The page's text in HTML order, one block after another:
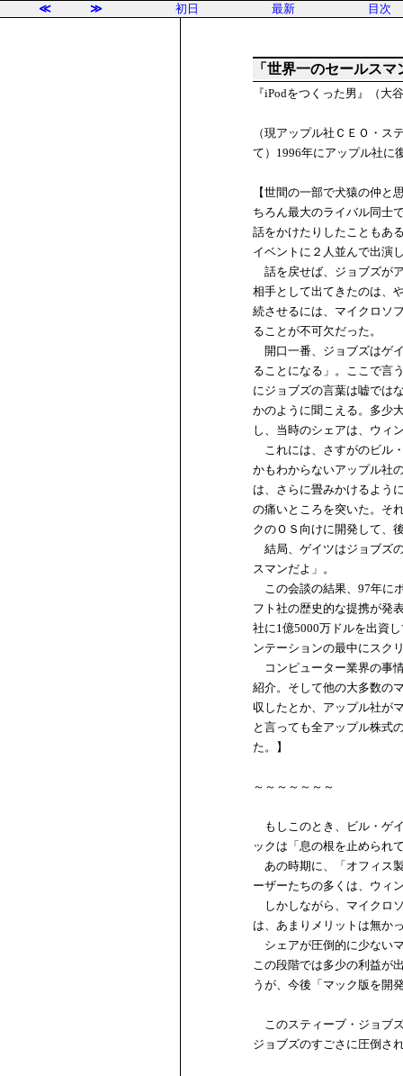
≪ ≫ 初日 最新 目次
「世界一のセールス
『iPodをつくった男』（大
（現アップル社ＣＥＯ・
て）1996年にアップル社に
【世間の一部で犬猿の仲
ちろん最大のライバル同士
話をかけたりしたこともあ
イベントに２人並んで出演
話を戻せば、ジョブズが
相手として出てきたのは、
続させるには、マイクロソ
ることが不可欠だった。
開口一番、ジョブズはゲ
ることになる」。ここで言
にジョブズの言葉は嘘では
かのように聞こえる。多少
し、当時のシェアは、ウィ
これには、さすがのビル
かもわからないアップル社
は、さらに畳みかけるよう
の痛いところを突いた。そ
クのＯＳ向けに開発して、
結局、ゲイツはジョブズ
スマンだよ」。
この会談の結果、97年に
フト社の歴史的な提携が発
社に1億5000万ドルを出資
ンテーションの最中にスク
コンピューター業界の事
紹介。そして他の大多数の
収したとか、アップル社が
と言っても全アップル株式
た。】
～～～～～～～
もしこのとき、ビル・ゲ
ックは「息の根を止められ
あの時期に、「オフィス
ーザーたちの多くは、ウィ
しかしながら、マイクロ
は、あまりメリットは無か
シェアが圧倒的に少ない
この段階では多少の利益が
うが、今後「マック版を開
このスティーブ・ジョブ
ジョブズのすごさに圧倒さ